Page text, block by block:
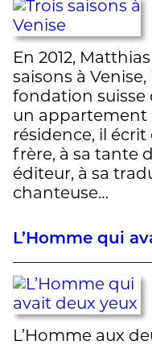
En 2012,
saisons à
fondation suisse
un appartement
résidence, il
frère, à sa tante
éditeur, à sa
chanteuse…
L’Homme qui
L’Homme aux